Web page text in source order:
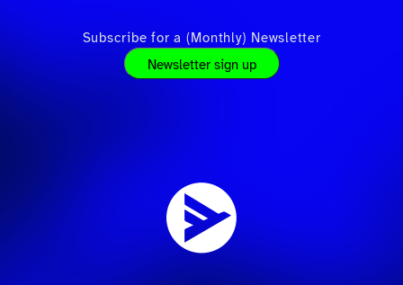
Subscribe for a (Monthly) Newsletter
Newsletter sign up